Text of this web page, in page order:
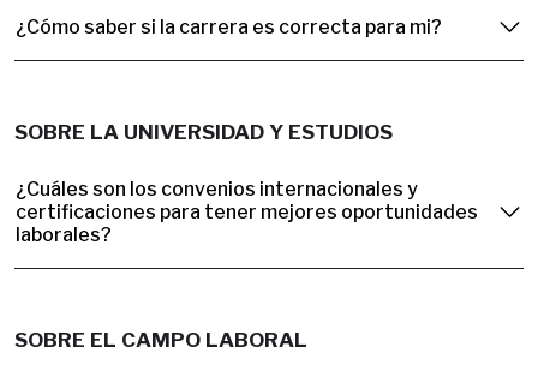
¿Cómo saber si la carrera es correcta para mi?
SOBRE LA UNIVERSIDAD Y ESTUDIOS
¿Cuáles son los convenios internacionales y
certificaciones para tener mejores oportunidades
laborales?
SOBRE EL CAMPO LABORAL